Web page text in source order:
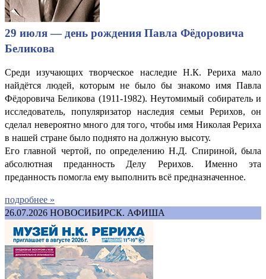
29 июля — день рождения Павла Фёдоровича
Беликова
Среди изучающих творческое наследие Н.К. Рериха мало
найдётся людей, которым не было бы знакомо имя Павла
Фёдоровича Беликова (1911-1982). Неутомимый собиратель и
исследователь, популяризатор наследия семьи Рерихов, он
сделал невероятно много для того, чтобы имя Николая Рериха
в нашей стране было поднято на должную высоту.
Его главной чертой, по определению Н.Д. Спириной, была
абсолютная преданность Делу Рерихов. Именно эта
преданность помогла ему выполнить всё предназначенное.
подробнее »
26.07.2026 НОВОСИБИРСК. АФИША